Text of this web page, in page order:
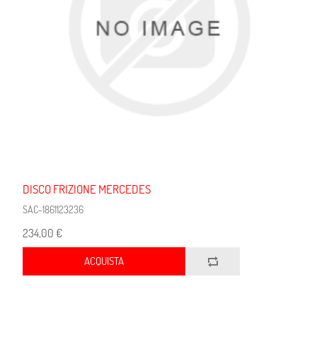
DISCO FRIZIONE MERCEDES
SAC-1861123236
234,00 €
ACQUISTA